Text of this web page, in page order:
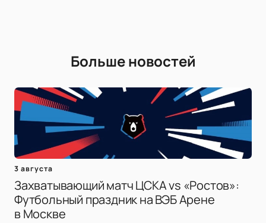
Больше новостей
3 августа
Захватывающий матч ЦСКА vs «Ростов»:
Футбольный праздник на ВЭБ Арене
в Москве